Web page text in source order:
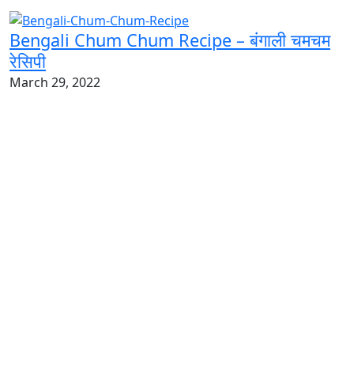
Bengali Chum Chum Recipe – बंगाली चमचम
रेसिपी
March 29, 2022